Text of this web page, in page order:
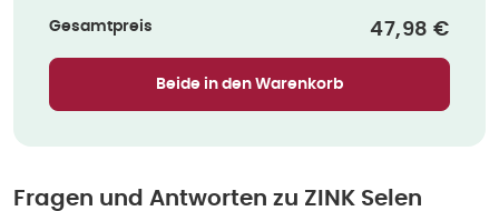
Gesamtpreis 47,98 €
Beide in den Warenkorb
Fragen und Antworten zu ZINK Selen